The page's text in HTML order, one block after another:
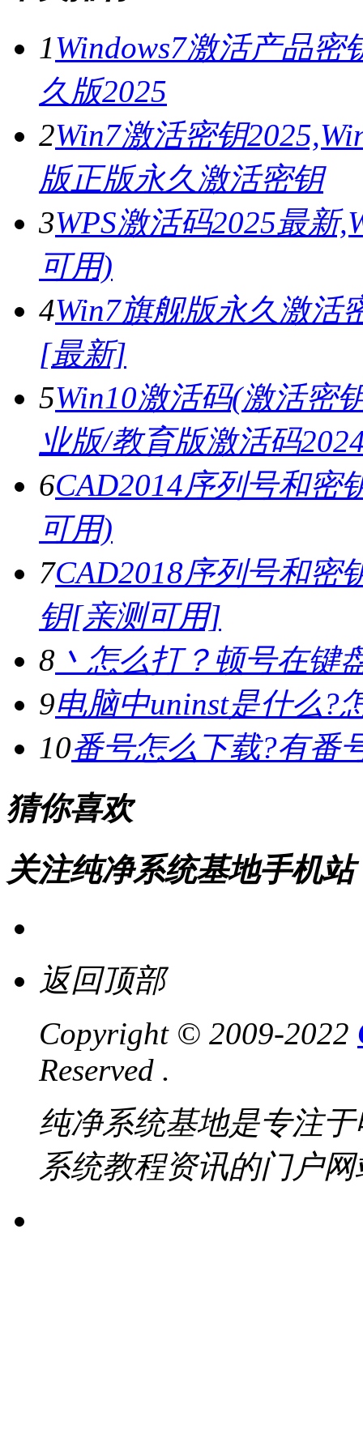
1Windows7激活产品密
久版2025
2Win7激活密钥
版正版永久激活密钥
3WPS激活码2025最新
可用)
4Win7旗舰版永久激活
[最新]
5Win10激活码(激活密
业版/教育版激活码
6CAD2014序列号和密
可用)
7CAD2018序列号和密
钥[亲测可用]
8 丶怎么打？顿号在键
9电脑中uninst是什么?
10番号怎么下载?有番
猜你喜欢
关注纯净系统基地手机站
返回顶部
Copyright © 2009-2022
Reserved .
纯净系统基地是专注
系统教程资讯的门户